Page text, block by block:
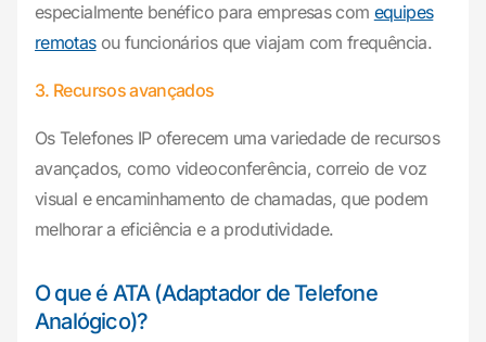
especialmente benéfico para empresas com equipes
remotasou funcionários que viajam com frequência.
3. Recursos avançados
Os Telefones IP oferecem uma variedade de recursos
avançados, como videoconferência, correio de voz
visual e encaminhamento de chamadas, que podem
melhorar a eficiência e a produtividade.
O que é ATA (Adaptador de Telefone
Analógico)?